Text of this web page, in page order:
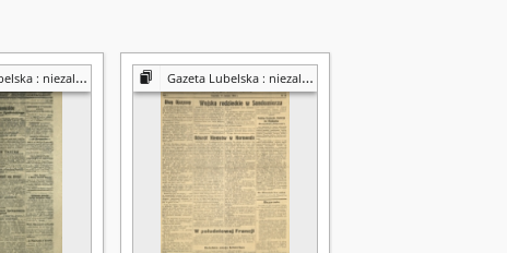
organ demokratyczny Gazeta Lubelska : niezależny organ demokratyczny